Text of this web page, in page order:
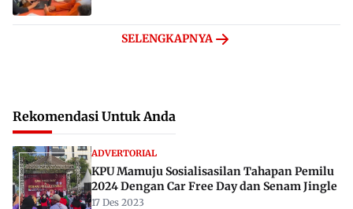
SELENGKAPNYA
Rekomendasi Untuk Anda
ADVERTORIAL
KPU Mamuju Sosialisasilan Tahapan Pemilu
2024 Dengan Car Free Day dan Senam Jingle
17 Des 2023